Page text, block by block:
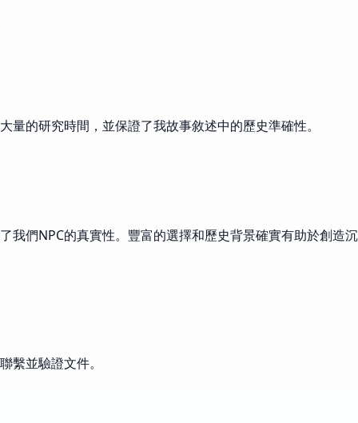
的研究時間，並保證了我故事敘述中的歷史準確性。
我們NPC的真實性。豐富的選擇和歷史背景確實有助於創造沉
繫並驗證文件。